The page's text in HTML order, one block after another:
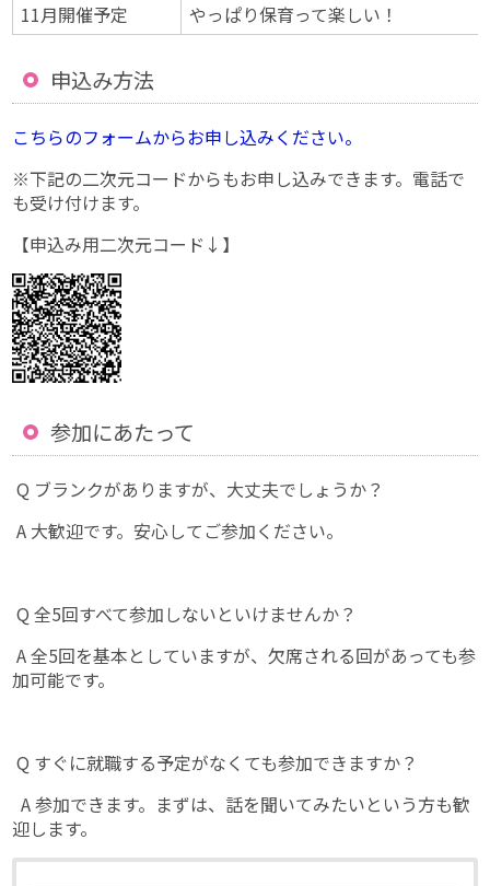
11月開催予定
やっぱり保育って楽しい！
申込み方法
こちらのフォームからお申し込みください。
※下記の二次元コードからもお申し込みできます。電話で
も受け付けます。
【申込み用二次元コード↓】
参加にあたって
Q ブランクがありますが、大丈夫でしょうか？
A 大歓迎です。安心してご参加ください。
Q 全5回すべて参加しないといけませんか？
A 全5回を基本としていますが、欠席される回があっても参
加可能です。
Q すぐに就職する予定がなくても参加できますか？
A 参加できます。まずは、話を聞いてみたいという方も歓
迎します。